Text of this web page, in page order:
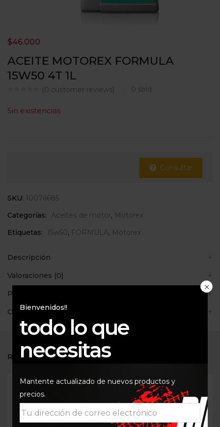
ACEITE MOTOREX FORMULA
15W50 4T 1L
(0 customer reviews) 0 sold
$46.000
Sin existencias
Consultar
SKU: 10076685
Categorías:
Aceites de motor, Motorex
Etiquetas:
15w50, FORMULA, Motorex
Descripción
Valoraciones (0)
Políticas de la tienda
Consultas
RELATED PRODUCTS
Bienvenidos!!
todo lo que
necesitas
Mantente actualizado de nuevos productos y
precios.